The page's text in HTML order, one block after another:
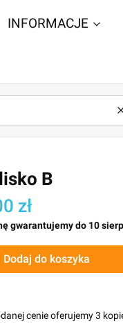
INFORMACJE
B
zł
gwarantujemy do 10
Dodaj do koszyka
cenie oferujemy 3